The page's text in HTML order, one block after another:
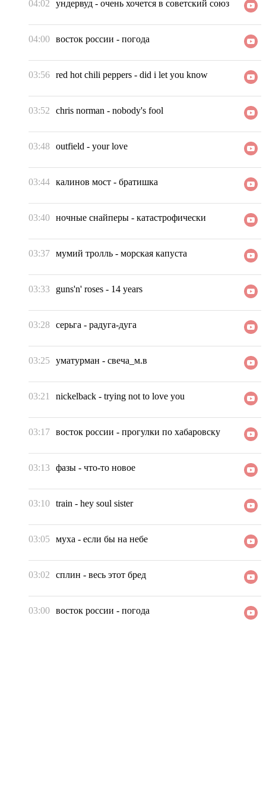
04:02 ундервуд - очень хочется в советский союз
04:00 восток россии - погода
03:56 red hot chili peppers - did i let you know
03:52 chris norman - nobody's fool
03:48 outfield - your love
03:44 калинов мост - братишка
03:40 ночные снайперы - катастрофически
03:37 мумий тролль - морская капуста
03:33 guns'n' roses - 14 years
03:28 серьга - радуга-дуга
03:25 уматурман - свеча_м.в
03:21 nickelback - trying not to love you
03:17 восток россии - прогулки по хабаровску
03:13 фазы - что-то новое
03:10 train - hey soul sister
03:05 муха - если бы на небе
03:02 сплин - весь этот бред
03:00 восток россии - погода